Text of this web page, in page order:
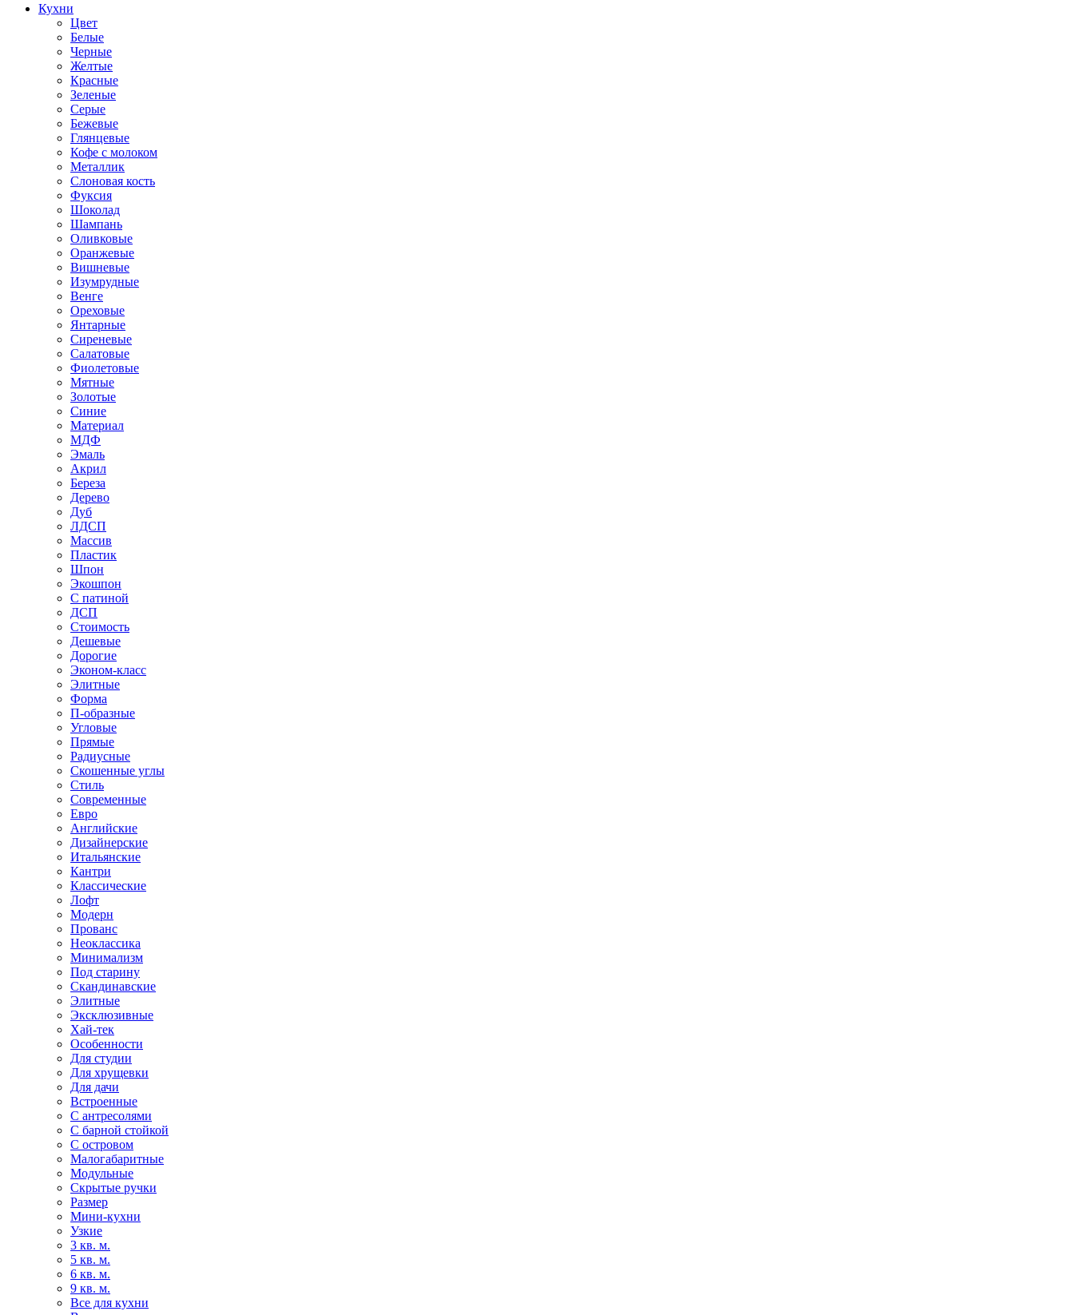
Кухни
Цвет
Белые
Черные
Желтые
Красные
Зеленые
Серые
Бежевые
Глянцевые
Кофе с молоком
Металлик
Слоновая кость
Фуксия
Шоколад
Шампань
Оливковые
Оранжевые
Вишневые
Изумрудные
Венге
Ореховые
Янтарные
Сиреневые
Салатовые
Фиолетовые
Мятные
Золотые
Синие
Материал
МДФ
Эмаль
Акрил
Береза
Дерево
Дуб
ЛДСП
Массив
Пластик
Шпон
Экошпон
С патиной
ДСП
Стоимость
Дешевые
Дорогие
Эконом-класс
Элитные
Форма
П-образные
Угловые
Прямые
Радиусные
Скошенные углы
Стиль
Современные
Евро
Английские
Дизайнерские
Итальянские
Кантри
Классические
Лофт
Модерн
Прованс
Неоклассика
Минимализм
Под старину
Скандинавские
Элитные
Эксклюзивные
Хай-тек
Особенности
Для студии
Для хрущевки
Для дачи
Встроенные
С антресолями
С барной стойкой
С островом
Малогабаритные
Модульные
Скрытые ручки
Размер
Мини-кухни
Узкие
3 кв. м.
5 кв. м.
6 кв. м.
9 кв. м.
Все для кухни